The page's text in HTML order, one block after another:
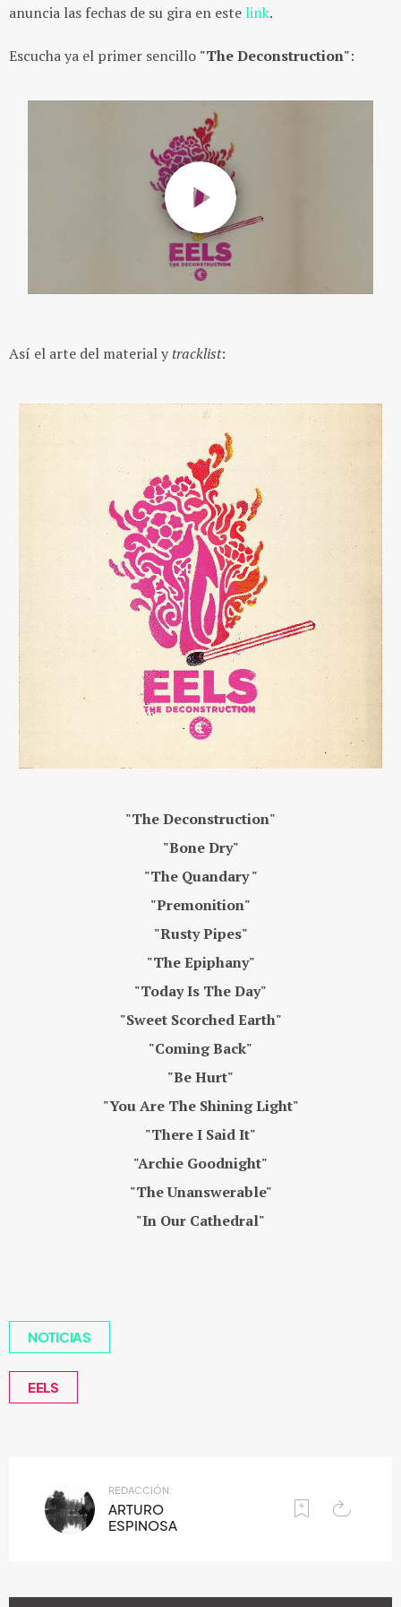
anuncia las fechas de su gira en este link.
Escucha ya el primer sencillo "The Deconstruction":
Así el arte del material y tracklist:
"The Deconstruction"
"Bone Dry"
"The Quandary "
"Premonition"
"Rusty Pipes"
"The Epiphany"
"Today Is The Day"
"Sweet Scorched Earth"
"Coming Back"
"Be Hurt"
"You Are The Shining Light"
"There I Said It"
"Archie Goodnight"
"The Unanswerable"
"In Our Cathedral"
NOTICIAS
EELS
REDACCIÓN:
ARTURO
ESPINOSA